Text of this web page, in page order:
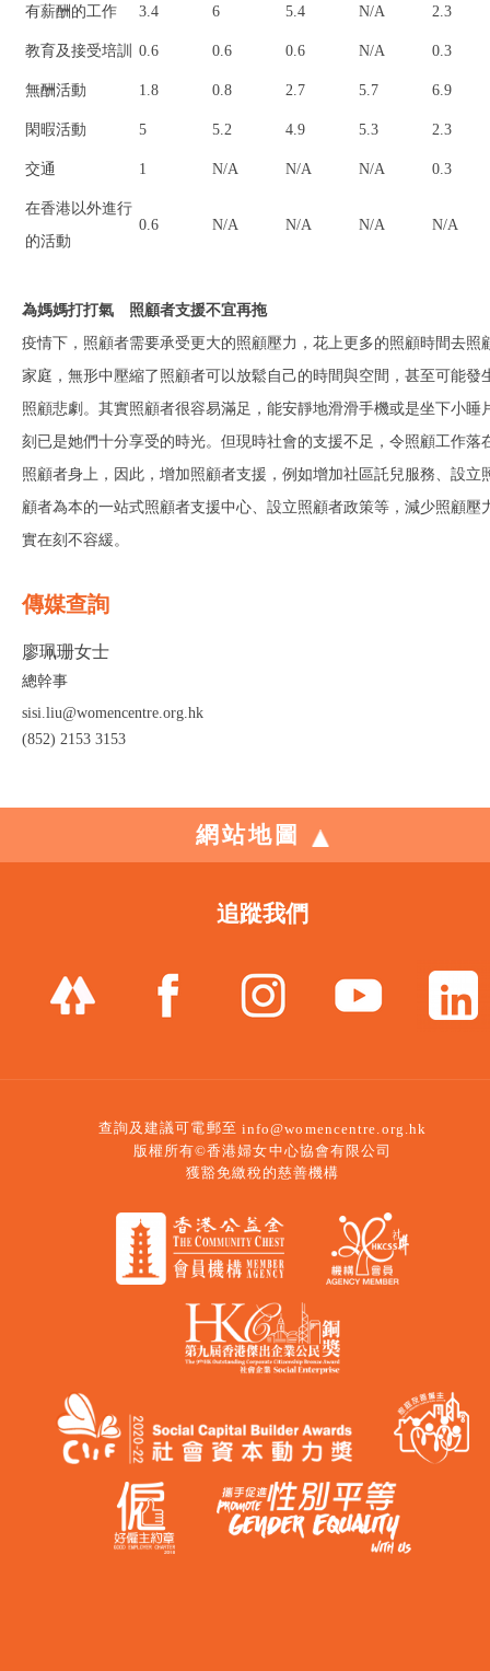
有薪酬的工作 3.4 6 5.4 N/A 2.3
教育及接受培訓 0.6 0.6 0.6 N/A 0.3
無酬活動 1.8 0.8 2.7 5.7 6.9
閑暇活動 5 5.2 4.9 5.3 2.3
交通 1 N/A N/A N/A 0.3
在香港以外進行
的活動
0.6 N/A N/A N/A N/A
為媽媽打打氣
照顧者支援不宜再拖
疫情下，照顧者需要承受更大的照顧壓力，花上更多的照顧時間去照
家庭，無形中壓縮了照顧者可以放鬆自己的時間與空間，甚至可能發
照顧悲劇。其實照顧者很容易滿足，能安靜地滑滑手機或是坐下小睡
刻已是她們十分享受的時光。但現時社會的支援不足，令照顧工作落
照顧者身上，因此，增加照顧者支援，例如增加社區託兒服務、設立
顧者為本的一站式照顧者支援中心、設立照顧者政策等，減少照顧壓
實在刻不容緩。
傳媒查詢
廖珮珊女士
總幹事
sisi.liu@womencentre.org.hk
(852) 2153 3153
網站地圖
追蹤我們
查詢及建議可電郵至 info@womencentre.org.hk
版權所有©香港婦女中心協會有限公司
獲豁免繳稅的慈善機構